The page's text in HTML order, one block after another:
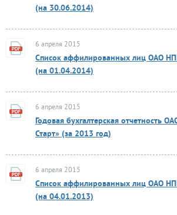
(на 30.06.2014)
6 апреля 2015
Список аффилированных лиц ОАО
(на 01.04.2014)
6 апреля 2015
Годовая бухгалтерская отчетность
Старт» (за 2013 год)
6 апреля 2015
Список аффилированных лиц ОАО
(на 04.01.2013)